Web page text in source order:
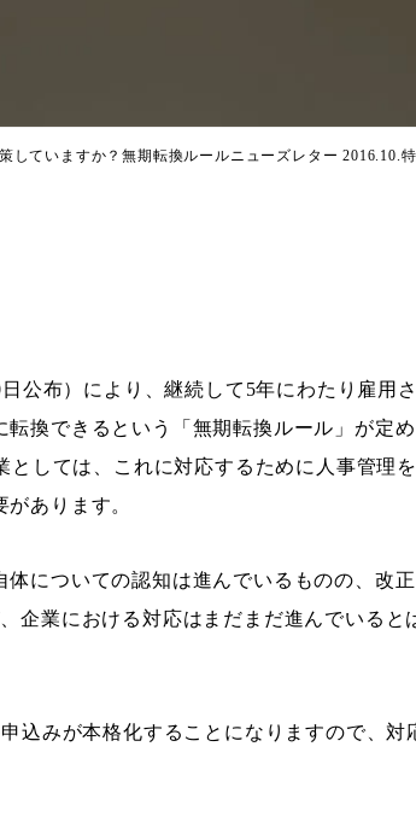
していますか？無期転換ルールニューズレター 2016.10.
公布）により、継続して5年にわたり雇用
換できるという「無期転換ルール」が定
としては、これに対応するために人事管理
あります。
についての認知は進んでいるものの、改
企業における対応はまだまだ進んでいると
込みが本格化することになりますので、対